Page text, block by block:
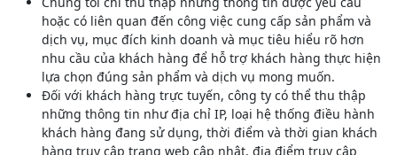
hoặc có liên quan đến công việc cung cấp sản phẩm và
dịch vụ, mục đích kinh doanh và mục tiêu hiểu rõ hơn
nhu cầu của khách hàng để hỗ trợ khách hàng thực hiện
lựa chọn đúng sản phẩm và dịch vụ mong muốn.
Đối với khách hàng trực tuyến, công ty có thể thu thập
những thông tin như địa chỉ IP, loại hệ thống điều hành
khách hàng đang sử dụng, thời điểm và thời gian khách
hàng truy cập trang web cập nhật, địa điểm truy cập